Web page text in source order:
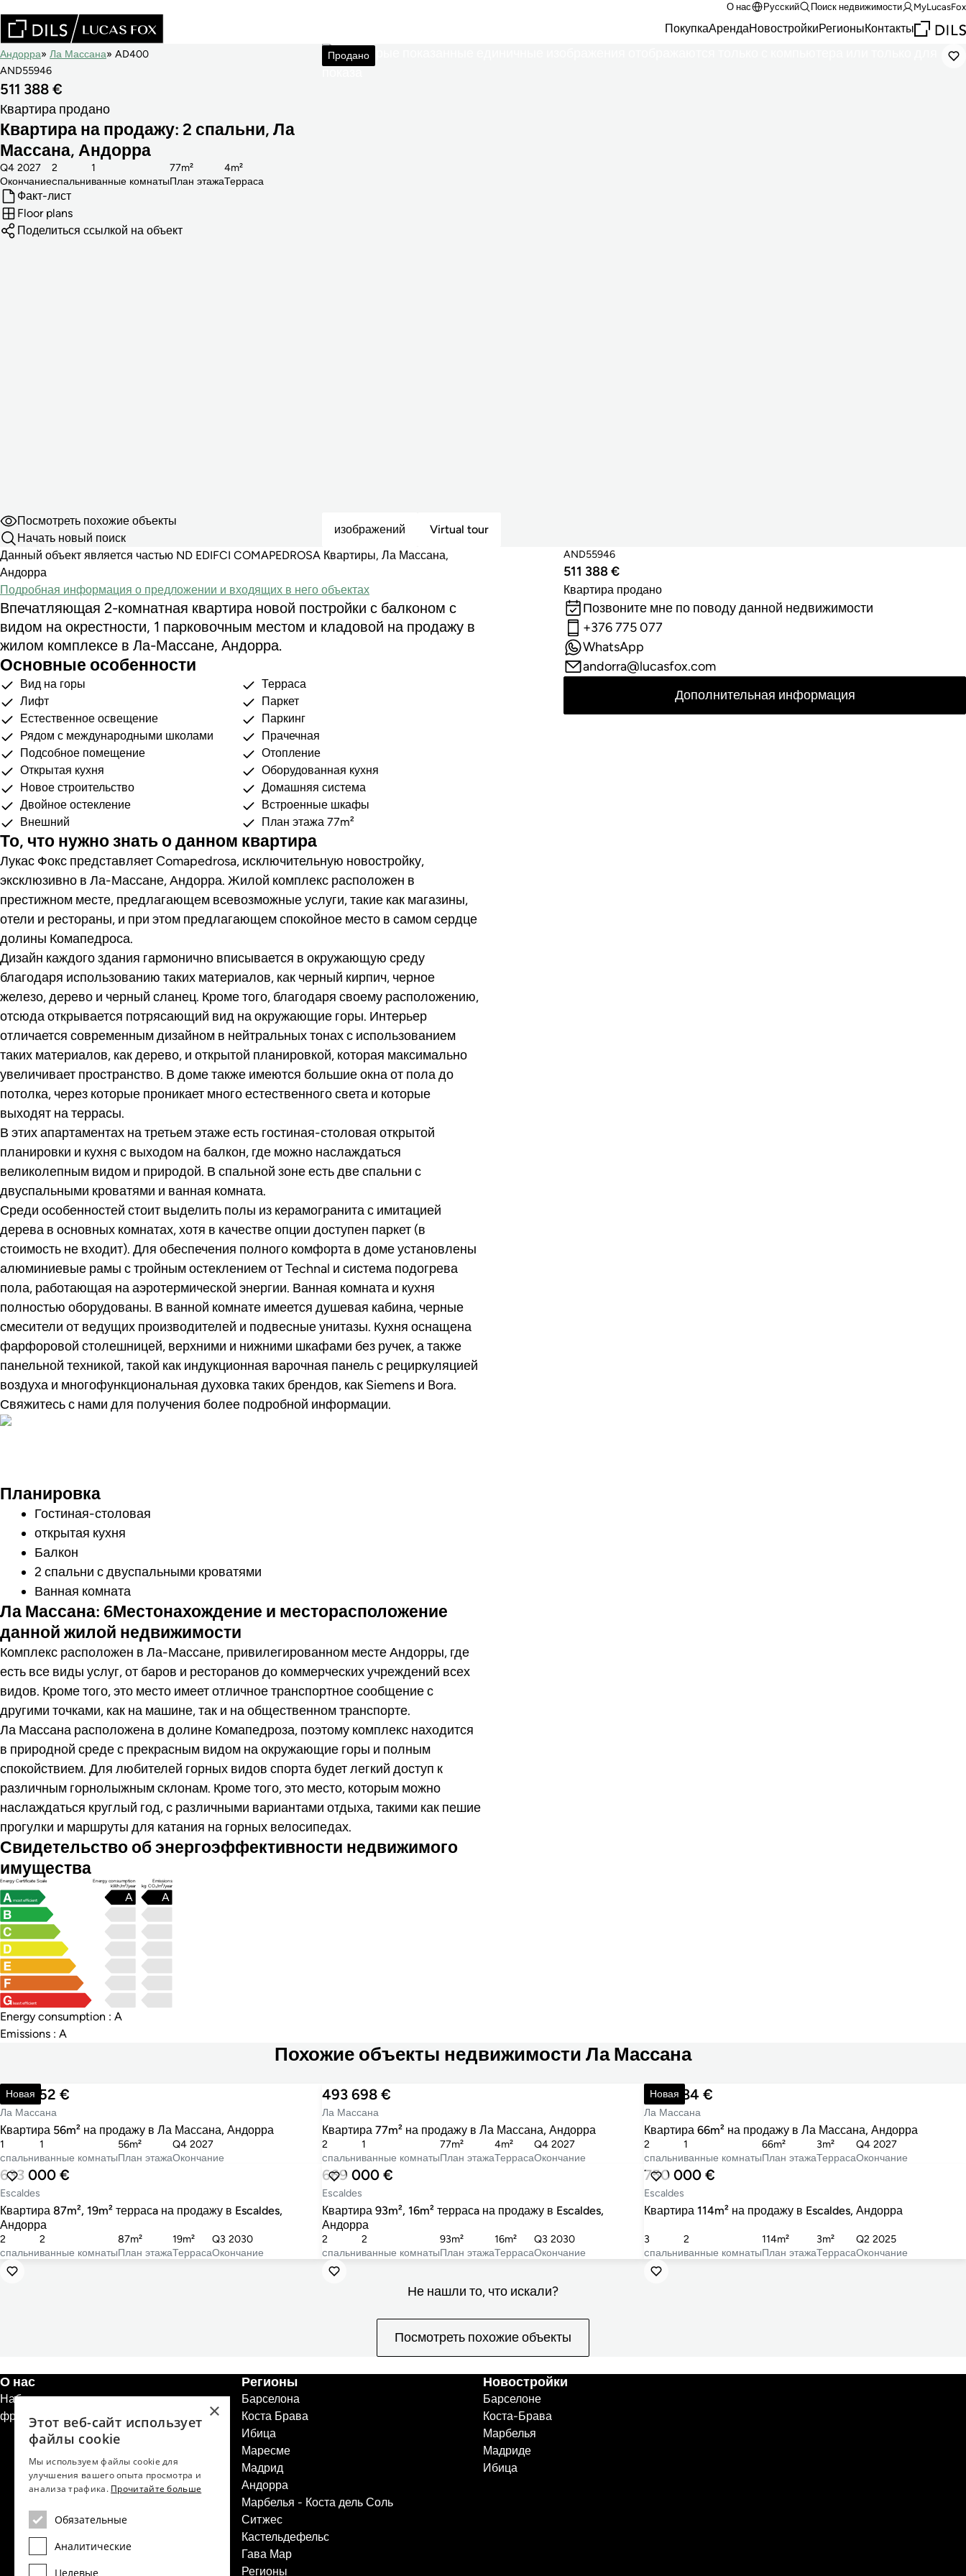
О нас Русский Поиск недвижимости MyLucasFox
ПокупкаАрендаНовостройкиРегионыКонтакты
Продано
изображений Virtual tour
Андорра Ла Массана
AD400
AND55946
511 388 €
Квартира продано
Квартира на продажу: 2 спальни, Ла
Массана, Андорра
Окончание
Q4 2027
cпальни
2
ванные комнаты
1
План этажа
77m²
Терраса
4m²
Факт-лист
Floor plans
Поделиться ссылкой на объект
Посмотреть похожие объекты
Начать новый поиск
Данный объект является частью ND EDIFCI COMAPEDROSA Квартиры, Ла Массана,
Андорра
Подробная информация о предложении и входящих в него объектах
Впечатляющая 2-комнатная квартира новой постройки с балконом с
видом на окрестности, 1 парковочным местом и кладовой на продажу в
жилом комплексе в Ла-Массане, Андорра.
Основные особенности
Вид на горы
Терраса
Лифт
Паркет
Естественное освещение
Паркинг
Рядом с международными школами
Прачечная
Подсобное помещение
Отопление
Открытая кухня
Оборудованная кухня
Новое строительство
Домашняя система
Двойное остекление
Встроенные шкафы
Внешний
План этажа 77m²
То, что нужно знать о данном квартира
Лукас Фокс представляет Comapedrosa, исключительную новостройку,
эксклюзивно в Ла-Массане, Андорра. Жилой комплекс расположен в
престижном месте, предлагающем всевозможные услуги, такие как магазины,
отели и рестораны, и при этом предлагающем спокойное место в самом сердце
долины Комапедроса.
Дизайн каждого здания гармонично вписывается в окружающую среду
благодаря использованию таких материалов, как черный кирпич, черное
железо, дерево и черный сланец. Кроме того, благодаря своему расположению,
отсюда открывается потрясающий вид на окружающие горы. Интерьер
отличается современным дизайном в нейтральных тонах с использованием
таких материалов, как дерево, и открытой планировкой, которая максимально
увеличивает пространство. В доме также имеются большие окна от пола до
потолка, через которые проникает много естественного света и которые
выходят на террасы.
В этих апартаментах на третьем этаже есть гостиная-столовая открытой
планировки и кухня с выходом на балкон, где можно наслаждаться
великолепным видом и природой. В спальной зоне есть две спальни с
двуспальными кроватями и ванная комната.
Среди особенностей стоит выделить полы из керамогранита с имитацией
дерева в основных комнатах, хотя в качестве опции доступен паркет (в
стоимость не входит). Для обеспечения полного комфорта в доме установлены
алюминиевые рамы с тройным остеклением от Technal и система подогрева
пола, работающая на аэротермической энергии. Ванная комната и кухня
полностью оборудованы. В ванной комнате имеется душевая кабина, черные
смесители от ведущих производителей и подвесные унитазы. Кухня оснащена
фарфоровой столешницей, верхними и нижними шкафами без ручек, а также
панельной техникой, такой как индукционная варочная панель с рециркуляцией
воздуха и многофункциональная духовка таких брендов, как Siemens и Bora.
Свяжитесь с нами для получения более подробной информации.
Планировка
Гостиная-столовая
открытая кухня
Балкон
2 спальни с двуспальными кроватями
Ванная комната
Ла Массана: 6Местонахождение и месторасположение
данной жилой недвижимости
Комплекс расположен в Ла-Массане, привилегированном месте Андорры, где
есть все виды услуг, от баров и ресторанов до коммерческих учреждений всех
видов. Кроме того, это место имеет отличное транспортное сообщение с
другими точками, как на машине, так и на общественном транспорте.
Ла Массана расположена в долине Комапедроза, поэтому комплекс находится
в природной среде с прекрасным видом на окружающие горы и полным
спокойствием. Для любителей горных видов спорта будет легкий доступ к
различным горнолыжным склонам. Кроме того, это место, которым можно
наслаждаться круглый год, с различными вариантами отдыха, такими как пешие
прогулки и маршруты для катания на горных велосипедах.
Свидетельство об энергоэффективности недвижимого
имущества
Energy Certificate Scale
Energy consumption
kWh/m²/year
Emissions
kg CO₂/m²/year
most efficient
least efficient
A
A
Energy consumption : A
Emissions : A
AND55946
511 388 €
Квартира продано
Позвоните мне по поводу данной недвижимости
+376 775 077
WhatsApp
andorra@lucasfox.com
Дополнительная информация
Похожие объекты недвижимости Ла Массана
Новая
447 852 €
Ла Массана
Квартира 56m² на продажу в Ла Массана, Андорра
cпальни
1
ванные комнаты
1
План этажа
56m²
Окончание
Q4 2027
493 698 €
Ла Массана
Квартира 77m² на продажу в Ла Массана, Андорра
cпальни
2
ванные комнаты
1
План этажа
77m²
Терраса
4m²
Окончание
Q4 2027
Новая
483 384 €
Ла Массана
Квартира 66m² на продажу в Ла Массана, Андорра
cпальни
2
ванные комнаты
1
План этажа
66m²
Терраса
3m²
Окончание
Q4 2027
633 000 €
Escaldes
Квартира 87m², 19m² террасa на продажу в Escaldes,
Андорра
cпальни
2
ванные комнаты
2
План этажа
87m²
Терраса
19m²
Окончание
Q3 2030
669 000 €
Escaldes
Квартира 93m², 16m² террасa на продажу в Escaldes,
Андорра
cпальни
2
ванные комнаты
2
План этажа
93m²
Терраса
16m²
Окончание
Q3 2030
750 000 €
Escaldes
Квартира 114m² на продажу в Escaldes, Андорра
cпальни
3
ванные комнаты
2
План этажа
114m²
Терраса
3m²
Окончание
Q2 2025
Не нашли то, что искали?
Посмотреть похожие объекты
О нас
Набор персонала
франшизы недвижимости
Регионы
Барселона
Коста Брава
Ибица
Маресме
Мадрид
Андорра
Марбелья - Коста дель Соль
Ситжес
Кастельдефельс
Гава Мар
Регионы
Новостройки
Барселоне
Коста-Брава
Марбелья
Мадриде
Ибица
×
Этот веб-сайт использует
файлы cookie
Мы используем файлы cookie для
улучшения вашего опыта просмотра и
анализа трафика. Прочитайте больше
Обязательные
Аналитические
Целевые